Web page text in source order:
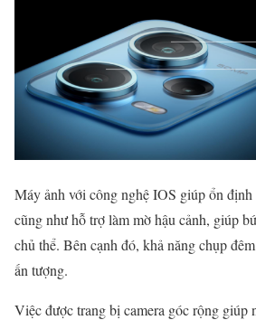
Máy ảnh với công nghệ IOS giúp ổn
cũng như hỗ trợ làm mờ hậu cảnh, giúp
chủ thể. Bên cạnh đó, khả năng chụp
ấn tượng.
Việc được trang bị camera góc rộng giúp